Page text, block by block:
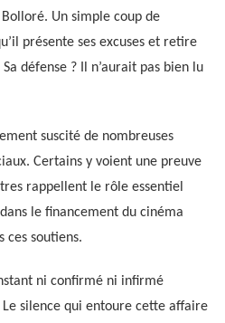
Un simple coup de
présente ses excuses et retire
défense ? Il n’aurait pas bien lu
suscité de nombreuses
Certains y voient une preuve
rappellent le rôle essentiel
le financement du cinéma
ces soutiens.
ni confirmé ni infirmé
silence qui entoure cette affaire